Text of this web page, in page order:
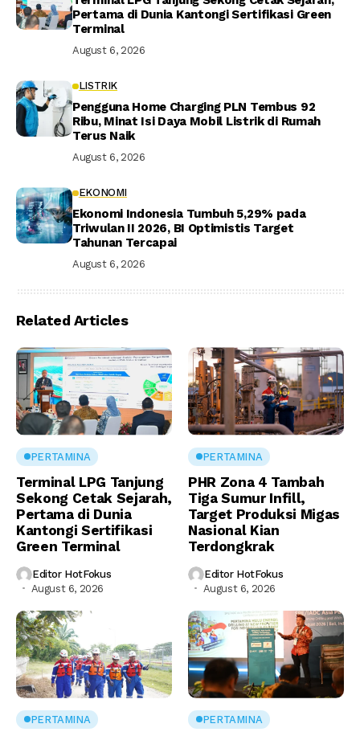
Pertama di Dunia Kantongi Sertifikasi Green
Terminal
August 6, 2026
LISTRIK
Pengguna Home Charging PLN Tembus 92
Ribu, Minat Isi Daya Mobil Listrik di Rumah
Terus Naik
August 6, 2026
EKONOMI
Ekonomi Indonesia Tumbuh 5,29% pada
Triwulan II 2026, BI Optimistis Target
Tahunan Tercapai
August 6, 2026
Related Articles
PERTAMINA
Terminal LPG Tanjung
Sekong Cetak Sejarah,
Pertama di Dunia
Kantongi Sertifikasi
Green Terminal
Editor HotFokus
August 6, 2026
PERTAMINA
PHR Zona 4 Tambah
Tiga Sumur Infill,
Target Produksi Migas
Nasional Kian
Terdongkrak
Editor HotFokus
August 6, 2026
PERTAMINA PERTAMINA